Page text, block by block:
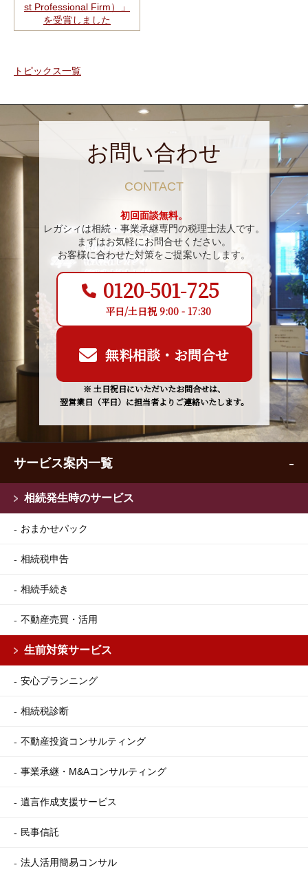
st Professional Firm）」
を受賞しました
トピックス一覧
お問い合わせ
CONTACT
初回面談無料。
レガシィは相続・事業承継専門の税理士法人です。
まずはお気軽にお問合せください。
お客様に合わせた対策をご提案いたします。
0120-501-725
平日/土日祝 9:00 - 17:30
無料相談・お問合せ
※ 土日祝日にいただいたお問合せは、
翌営業日（平日）に担当者よりご連絡いたします。
サービス案内一覧
相続発生時のサービス
おまかせパック
相続税申告
相続手続き
不動産売買・活用
生前対策サービス
安心プランニング
相続税診断
不動産投資コンサルティング
事業承継・M&Aコンサルティング
遺言作成支援サービス
民事信託
法人活用簡易コンサル